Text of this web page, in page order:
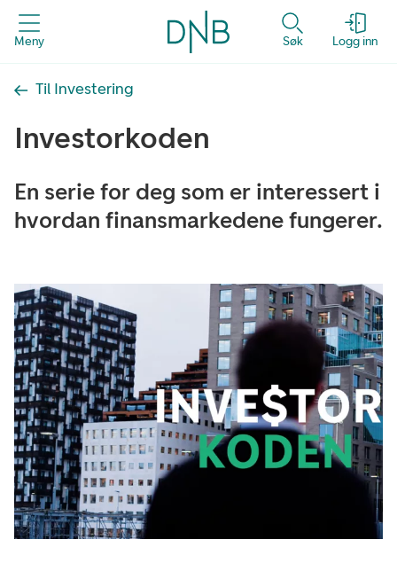
Meny Søk Logg inn
Til Investering
Investorkoden
En serie for deg som er interessert i
hvordan finansmarkedene fungerer.